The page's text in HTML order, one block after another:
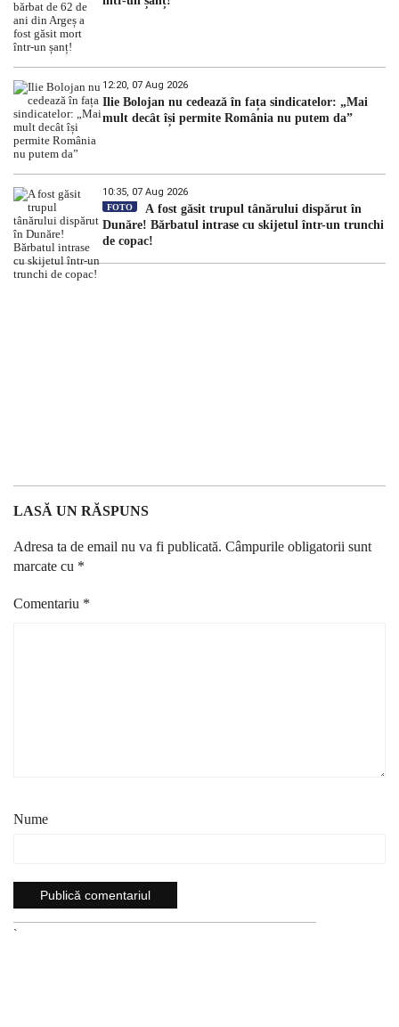
12:20, 07 Aug 2026
Ilie Bolojan nu cedează în fața sindicatelor: „Mai
mult decât își permite România nu putem da”
10:35, 07 Aug 2026
FOTO
A fost găsit trupul tânărului dispărut în
Dunăre! Bărbatul intrase cu skijetul într-un trunchi
de copac!
LASĂ UN RĂSPUNS
Adresa ta de email nu va fi publicată. Câmpurile obligatorii sunt
marcate cu *
Comentariu *
Nume
`